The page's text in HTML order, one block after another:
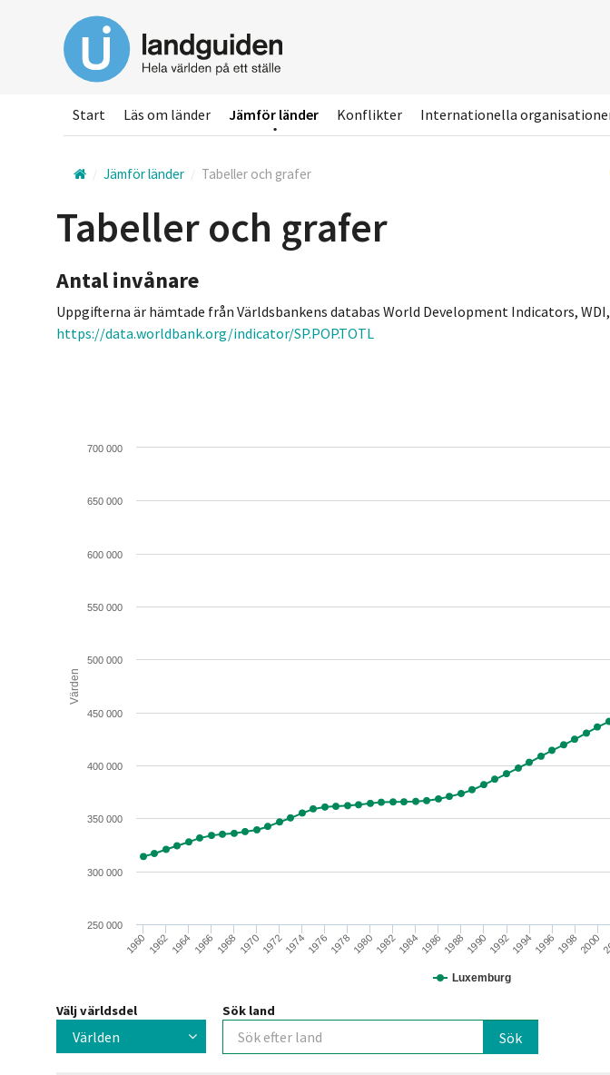
huvudinnehållet
Start Läs om länder Jämför länder Konflikter Internationella
Jämför länder Tabeller och grafer
Tabeller och grafer
Antal invånare
Uppgifterna är hämtade från Världsbankens databas World Development Indicators,
https://data.worldbank.org/indicator/SP.POP.TOTL
Värden
Luxemburg
1960 19621964 1966 1968 1970197219741976197819801982198419861988199019921994199619982000
250 000
300 000
350 000
400 000
450 000
500 000
550 000
600 000
650 000
700 000
Välj världsdel
Världen
Sök land